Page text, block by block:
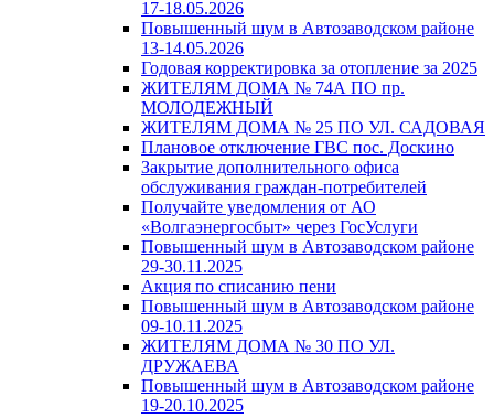
17-18.05.2026
Повышенный шум в Автозаводском районе
13-14.05.2026
Годовая корректировка за отопление за 2025
ЖИТЕЛЯМ ДОМА № 74А ПО пр.
МОЛОДЕЖНЫЙ
ЖИТЕЛЯМ ДОМА № 25 ПО УЛ. САДОВАЯ
Плановое отключение ГВС пос. Доскино
Закрытие дополнительного офиса
обслуживания граждан-потребителей
Получайте уведомления от АО
«Волгаэнергосбыт» через ГосУслуги
Повышенный шум в Автозаводском районе
29-30.11.2025
Акция по списанию пени
Повышенный шум в Автозаводском районе
09-10.11.2025
ЖИТЕЛЯМ ДОМА № 30 ПО УЛ.
ДРУЖАЕВА
Повышенный шум в Автозаводском районе
19-20.10.2025